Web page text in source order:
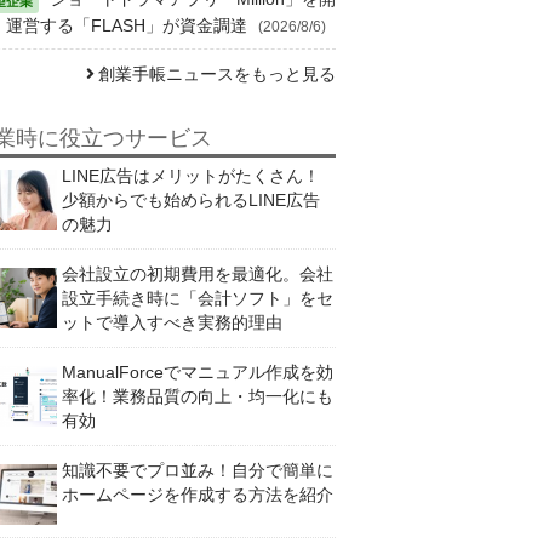
運営する「FLASH」が資金調達
(2026/8/6)
創業手帳ニュースをもっと見る
時に役立つサービス
LINE広告はメリットがたくさん！
少額からでも始められるLINE広告
の魅力
会社設立の初期費用を最適化。会社
設立手続き時に「会計ソフト」をセ
ットで導入すべき実務的理由
ManualForceでマニュアル作成を効
率化！業務品質の向上・均一化にも
有効
知識不要でプロ並み！自分で簡単に
ホームページを作成する方法を紹介